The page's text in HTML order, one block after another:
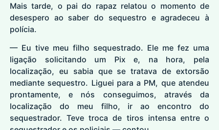
Mais tarde, o pai do rapaz relatou o momento de
desespero ao saber do sequestro e agradeceu à
polícia.
— Eu tive meu filho sequestrado. Ele me fez uma
ligação solicitando um Pix e, na hora, pela
localização, eu sabia que se tratava de extorsão
mediante sequestro. Liguei para a PM, que atendeu
prontamente, e nós conseguimos, através da
localização do meu filho, ir ao encontro do
sequestrador. Teve troca de tiros intensa entre o